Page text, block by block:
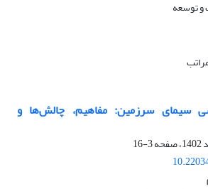
سیمای سرزمین: مفاهیم، چالش‌ها و
3-16